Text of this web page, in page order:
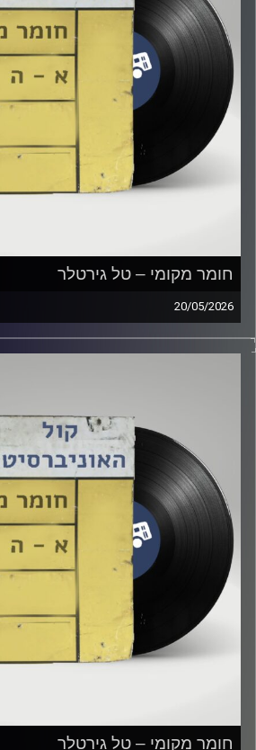
חומר מקומי – טל גירטלר
20/05/2026
שעה של מוזיקה ישראלית עם טל גירטלר
חומר מקומי – טל גירטלר